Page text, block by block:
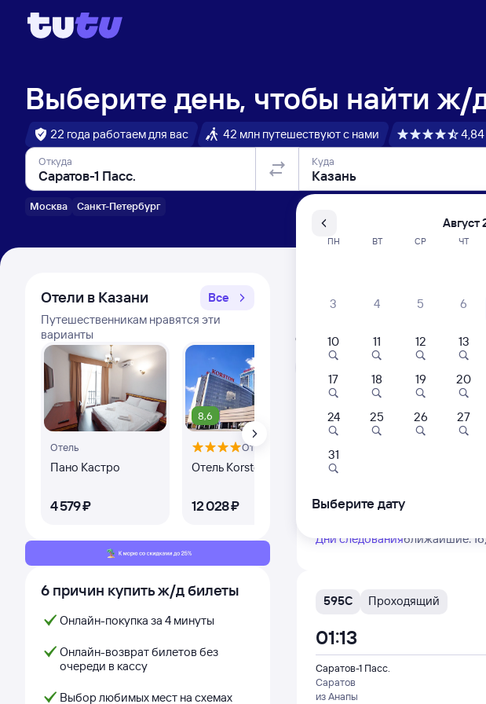
Выберите день, чтобы найти ж/
22 года работаем для вас 42 млн путешествуют с нами
Откуда
Москва Санкт-Петербург
Куда
Отели в Казани
Все
Путешественникам нравятся эти
варианты
Отель
Пано Кастро
4 ⁠579 ⁠₽
8,6
Отель
Отель Korston Тауэр
12 ⁠028 ⁠₽
8,5
Отель Релита-
9 ⁠459 ⁠₽
6 причин купить ж/д билеты
Онлайн-покупка за 4 минуты
Онлайн-возврат билетов без
очереди в кассу
Выбор любимых мест на схемах
Расписание
Расписание поездов Казань —
Открыта продажа билетов на 4
Тип вагона
Любой
585С Проходящий
Саратов
из Анапы
01:13
Дни следованияближайшие: 16,
595С Проходящий
Саратов-1 Пасс.
Саратов
из Анапы
01:13
Август
ПН ВТ СР ЧТ
3 4 5 6
10 11 12 13
17 18 19 20
24 25 26 27
31
Выберите дату